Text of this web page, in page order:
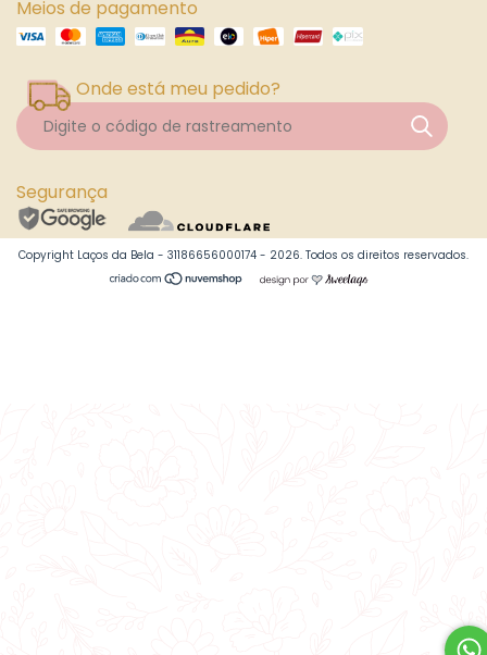
Meios de pagamento
Onde está meu pedido?
Segurança
Copyright Laços da Bela - 31186656000174 - 2026. Todos os direitos reservados.